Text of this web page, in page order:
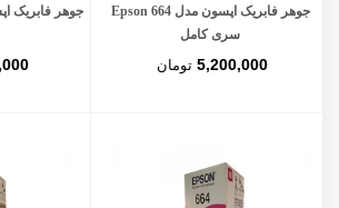
جوهر فابریک اپسون مدل Epson 664
سری کامل
5,200,000 تومان